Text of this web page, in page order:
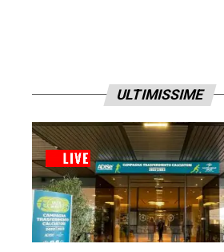
ULTIMISSIME